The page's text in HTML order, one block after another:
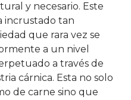
y necesario. Este
incrustado tan
que rara vez se
a un nivel
a través de
cárnica. Esta no solo
de carne sino que